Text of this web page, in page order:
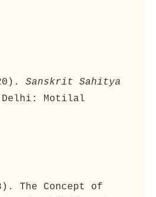
Sanskrit Sahitya
Delhi: Motilal
The Concept of